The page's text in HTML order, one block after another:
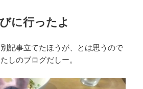
に行ったよ
記事立てたほうが、とは思うので
しのブログだしー。